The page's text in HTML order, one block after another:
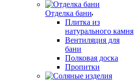
Отделка бани
Плитка из
натурального камня
Вентиляция для
бани
Полковая доска
Пропитки